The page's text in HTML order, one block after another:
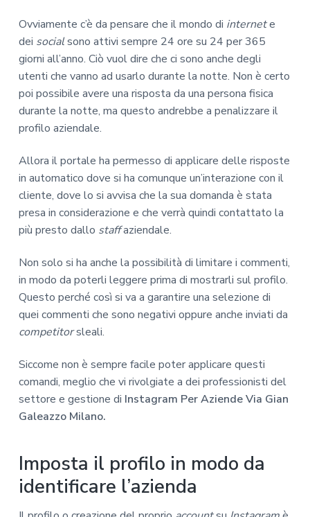
Ovviamente c’è da pensare che il mondo di internete
dei socialsono attivi sempre 24 ore su 24 per 365
giorni all’anno. Ciò vuol dire che ci sono anche degli
utenti che vanno ad usarlo durante la notte. Non è certo
poi possibile avere una risposta da una persona fisica
durante la notte, ma questo andrebbe a penalizzare il
profilo aziendale.
Allora il portale ha permesso di applicare delle risposte
in automatico dove si ha comunque un’interazione con il
cliente, dove lo si avvisa che la sua domanda è stata
presa in considerazione e che verrà quindi contattato la
più presto dallo staffaziendale.
Non solo si ha anche la possibilità di limitare i commenti,
in modo da poterli leggere prima di mostrarli sul profilo.
Questo perché così si va a garantire una selezione di
quei commenti che sono negativi oppure anche inviati da
competitorsleali.
Siccome non è sempre facile poter applicare questi
comandi, meglio che vi rivolgiate a dei professionisti del
settore e gestione di Instagram Per Aziende Via Gian
Galeazzo Milano.
Imposta il profilo in modo da
identificare l’azienda